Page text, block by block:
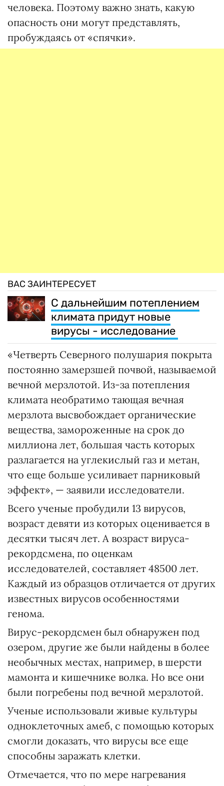
человека. Поэтому важно знать, какую
опасность они могут представлять,
пробуждаясь от «спячки».
ВАС ЗАИНТЕРЕСУЕТ
С дальнейшим потеплением
климата придут новые
вирусы - исследование
«Четверть Северного полушария покрыта
постоянно замерзшей почвой, называемой
вечной мерзлотой. Из-за потепления
климата необратимо тающая вечная
мерзлота высвобождает органические
вещества, замороженные на срок до
миллиона лет, большая часть которых
разлагается на углекислый газ и метан,
что еще больше усиливает парниковый
эффект», — заявили исследователи.
Всего ученые пробудили 13 вирусов,
возраст девяти из которых оценивается в
десятки тысяч лет. А возраст вируса-
рекордсмена, по оценкам
исследователей, составляет 48500 лет.
Каждый из образцов отличается от других
известных вирусов особенностями
генома.
Вирус-рекордсмен был обнаружен под
озером, другие же были найдены в более
необычных местах, например, в шерсти
мамонта и кишечнике волка. Но все они
были погребены под вечной мерзлотой.
Ученые использовали живые культуры
одноклеточных амеб, с помощью которых
смогли доказать, что вирусы все еще
способны заражать клетки.
Отмечается, что по мере нагревания